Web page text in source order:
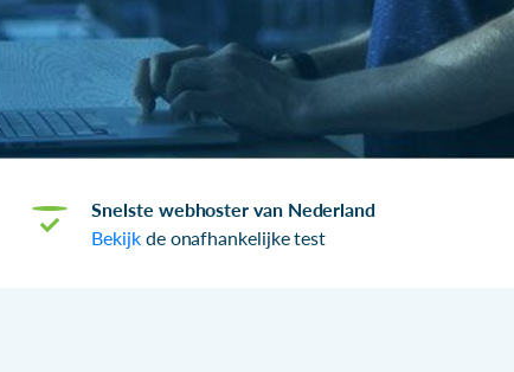
Snelste webhoster van Nederland
Bekijkde onafhankelijke test